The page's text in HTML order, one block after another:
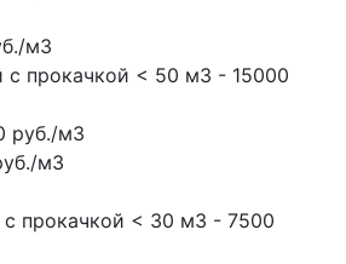
м3
прокачкой < 50 м3 - 15000
руб./м3
м3
прокачкой < 30 м3 - 7500